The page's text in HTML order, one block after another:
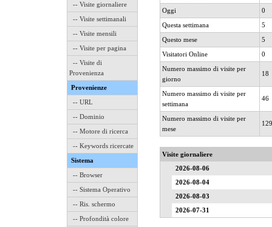
-- Visite giornaliere
-- Visite settimanali
-- Visite mensili
-- Visite per pagina
-- Visite di
Provenienza
Provenienze
-- URL
-- Dominio
-- Motore di ricerca
-- Keywords ricercate
Sistema
-- Browser
-- Sistema Operativo
-- Ris. schermo
-- Profondità colore
Oggi
0
Questa settimana
5
Questo mese
5
Visitatori Online
0
Numero massimo di visite per
giorno
18
Numero massimo di visite per
settimana
46
Numero massimo di visite per
mese
129
Visite giornaliere
2026-08-06
2026-08-04
2026-08-03
2026-07-31